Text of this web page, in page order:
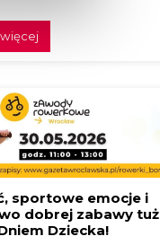
sportowe emocje i
dobrej zabawy tuż
Dziecka!